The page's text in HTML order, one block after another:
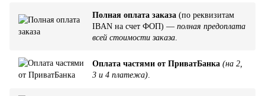
Полная оплата заказа (по реквизитам
IBAN на счет ФОП) — полная предоплата
всей стоимости заказа
Оплата частями от ПриватБанка (на 2,
3 и 4 платежа)